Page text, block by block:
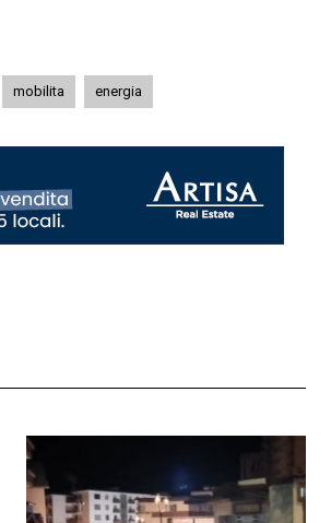
mobilita energia